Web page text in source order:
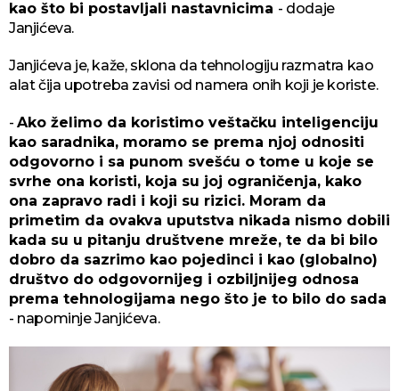
kao što bi postavljali nastavnicima - dodaje
Janjićeva.
Janjićeva je, kaže, sklona da tehnologiju razmatra kao
alat čija upotreba zavisi od namera onih koji je koriste.
-Ako želimo da koristimo veštačku inteligenciju
kao saradnika, moramo se prema njoj odnositi
odgovorno i sa punom svešću o tome u koje se
svrhe ona koristi, koja su joj ograničenja, kako
ona zapravo radi i koji su rizici. Moram da
primetim da ovakva uputstva nikada nismo dobili
kada su u pitanju društvene mreže, te da bi bilo
dobro da sazrimo kao pojedinci i kao (globalno)
društvo do odgovornijeg i ozbiljnijeg odnosa
prema tehnologijama nego što je to bilo do sada
- napominje Janjićeva.